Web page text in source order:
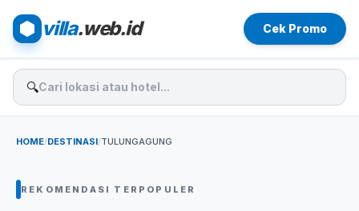
villa.web.id Cek Promo
🔍
HOME/DESTINASI/TULUNGAGUNG
REKOMENDASI TERPOPULER